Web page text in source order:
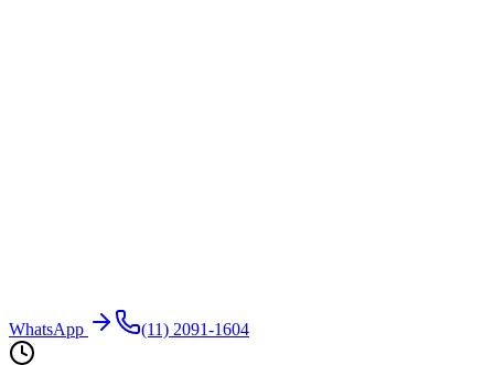
WhatsApp (11) 2091-1604